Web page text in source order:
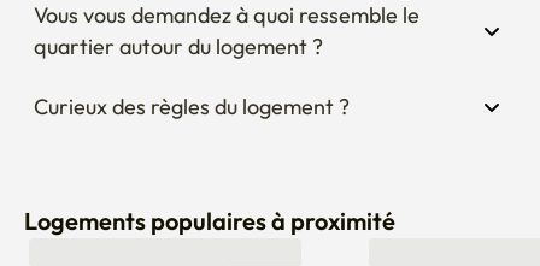
Vous vous demandez à quoi ressemble le
quartier autour du logement ?
Curieux des règles du logement ?
Logements populaires à proximité